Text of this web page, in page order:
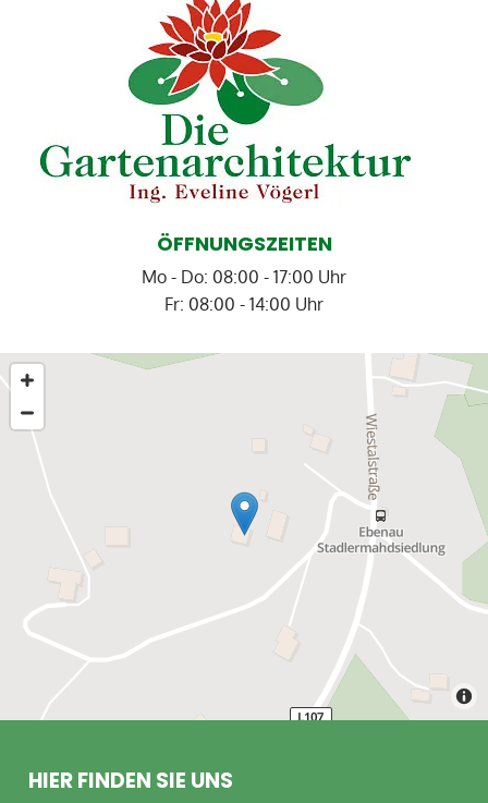
ÖFFNUNGSZEITEN
Mo - Do: 08:00 - 17:00 Uhr
Fr: 08:00 - 14:00 Uhr
HIER FINDEN SIE UNS